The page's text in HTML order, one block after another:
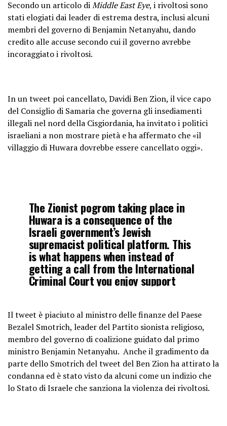
Secondo un articolo diMiddle East Eye, i rivoltosi sono
stati elogiati dai leader di estrema destra, inclusi alcuni
membri del governo di Benjamin Netanyahu, dando
credito alle accuse secondo cui il governo avrebbe
incoraggiato i rivoltosi.
In un tweet poi cancellato, Davidi Ben Zion, il vice capo
del Consiglio di Samaria che governa gli insediamenti
illegali nel nord della Cisgiordania, ha invitato i politici
israeliani a non mostrare pietà e ha affermato che «il
villaggio di Huwara dovrebbe essere cancellato oggi».
The Zionist pogrom taking place in
Huwara is a consequence of the
Israeli government’s Jewish
supremacist political platform. This
is what happens when instead of
getting a call from the International
Criminal Court you enjoy support
— Sami Abou Shahadeh
(@ShahadehAbou)February 26, 2023
Il tweet è piaciuto al ministro delle finanze del Paese
Bezalel Smotrich, leader del Partito sionista religioso,
membro del governo di coalizione guidato dal primo
ministro Benjamin Netanyahu. Anche il gradimento da
parte dello Smotrich del tweet del Ben Zion ha attirato la
condanna ed è stato visto da alcuni come un indizio che
lo Stato di Israele che sanziona la violenza dei rivoltosi.